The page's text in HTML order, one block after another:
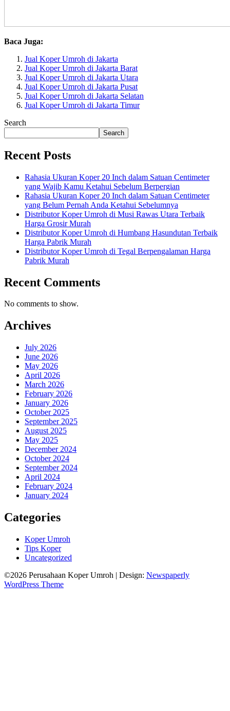
Baca Juga:
Jual Koper Umroh di Jakarta
Jual Koper Umroh di Jakarta Barat
Jual Koper Umroh di Jakarta Utara
Jual Koper Umroh di Jakarta Pusat
Jual Koper Umroh di Jakarta Selatan
Jual Koper Umroh di Jakarta Timur
Search
Search
Recent Posts
Rahasia Ukuran Koper 20 Inch dalam Satuan Centimeter
yang Wajib Kamu Ketahui Sebelum Berpergian
Rahasia Ukuran Koper 20 Inch dalam Satuan Centimeter
yang Belum Pernah Anda Ketahui Sebelumnya
Distributor Koper Umroh di Musi Rawas Utara Terbaik
Harga Grosir Murah
Distributor Koper Umroh di Humbang Hasundutan Terbaik
Harga Pabrik Murah
Distributor Koper Umroh di Tegal Berpengalaman Harga
Pabrik Murah
Recent Comments
No comments to show.
Archives
July 2026
June 2026
May 2026
April 2026
March 2026
February 2026
January 2026
October 2025
September 2025
August 2025
May 2025
December 2024
October 2024
September 2024
April 2024
February 2024
January 2024
Categories
Koper Umroh
Tips Koper
Uncategorized
©2026 Perusahaan Koper Umroh | Design: Newspaperly
WordPress Theme